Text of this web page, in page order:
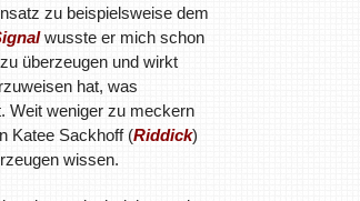
zu beispielsweise dem
wusste er mich schon
überzeugen und wirkt
hat, was
Weit weniger zu meckern
Katee Sackhoff (Riddick)
wissen.